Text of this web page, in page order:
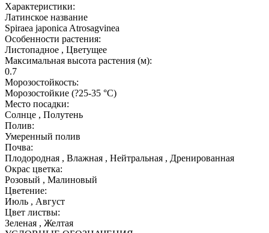
Характеристики:
Латинское название
Spiraea japonica Atrosagvinea
Особенности растения:
Листопадное , Цветущее
Максимальная высота растения (м):
0.7
Морозостойкость:
Морозостойкие (?25-35 °С)
Место посадки:
Солнце , Полутень
Полив:
Умеренный полив
Почва:
Плодородная , Влажная , Нейтральная , Дренированная
Окрас цветка:
Розовый , Малиновый
Цветение:
Июль , Август
Цвет листвы:
Зеленая , Желтая